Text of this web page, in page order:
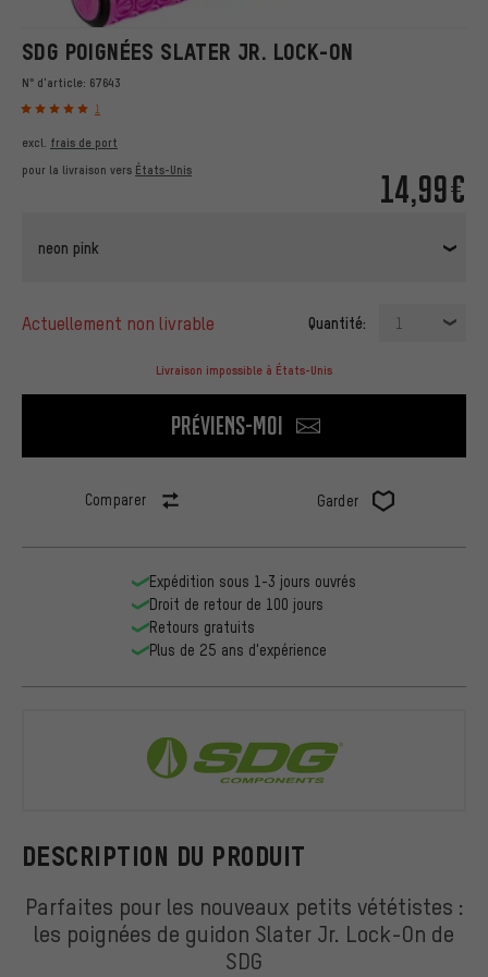
SDG POIGNÉES SLATER JR. LOCK-ON
N° d'article: 67643
1
14,99€
excl. frais de port
pour la livraison vers États-Unis
neon pink
actuellement non livrable Quantité: 1
Livraison impossible à États-Unis
Préviens-moi
Comparer Garder
DESCRIPTION DU PRODUIT
Parfaites pour les nouveaux petits vététistes :
les poignées de guidon Slater Jr. Lock-On de
SDG
Expédition sous 1-3 jours ouvrés
Droit de retour de 100 jours
Retours gratuits
Plus de 25 ans d'expérience